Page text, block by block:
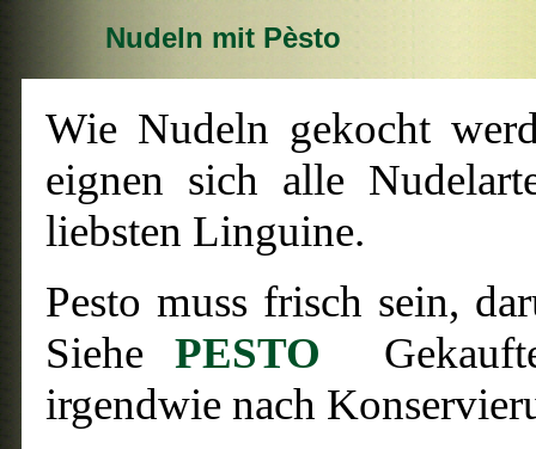
Nudeln mit Pèsto
Wie Nudeln gekocht
eignen sich alle
liebsten Linguine.
Pesto muss frisch sein,
SiehePESTO
irgendwie nach